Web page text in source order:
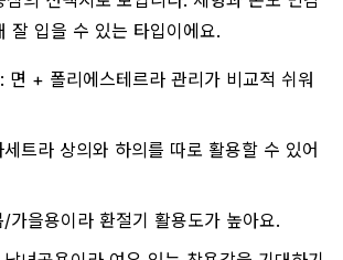
잘 입을 수 있는 타입이에요.
면 + 폴리에스테르라 관리가 비교적 쉬워
세트라 상의와 하의를 따로 활용할 수 있어
가을용이라 환절기 활용도가 높아요.